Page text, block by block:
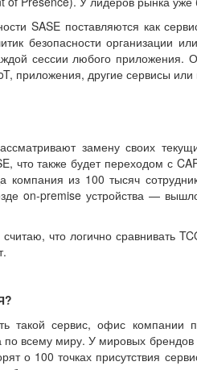
SASE поставляются как
безопасности организации
сессии любого
приложения, другие сервисы
замену своих
что также будет переходом с
компания из 100 тысяч
on-premise устройства —
что логично сравнивать
такой сервис, офис компании
по всему миру. У мировых
о 100 точках присутствия